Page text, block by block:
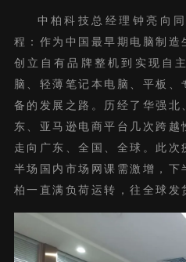
中柏科技总经理钟亮向
程：作为中国最早期电脑制造
创立自有品牌整机到实现自
脑、轻薄笔记本电脑、平板
备的发展之路。历经了华强
东、亚马逊电商平台几次跨越
走向广东、全国、全球。此
半场国内市场网课需激增，下
柏一直满负荷运转，往全球发